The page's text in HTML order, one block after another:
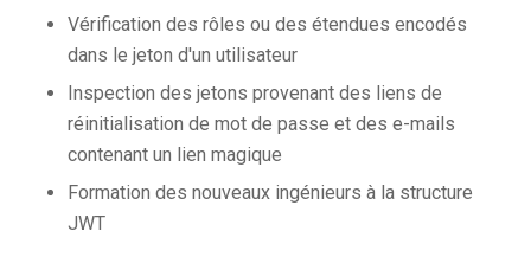
Vérification des rôles ou des étendues encodés
dans le jeton d'un utilisateur
Inspection des jetons provenant des liens de
réinitialisation de mot de passe et des e-mails
contenant un lien magique
Formation des nouveaux ingénieurs à la structure
JWT